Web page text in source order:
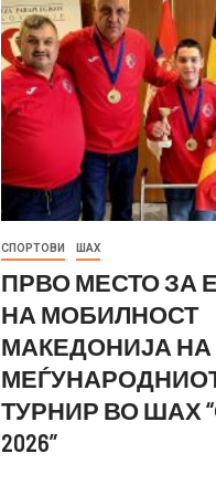
СПОРТОВИ ШАХ
ПРВО МЕСТО ЗА
НА МОБИЛНОСТ
МАКЕДОНИЈА НА
ТУРНИР ВО ШАХ
2026”